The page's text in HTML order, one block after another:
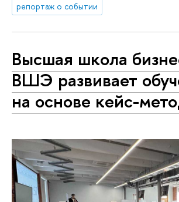
репортаж о событии
Высшая школа
ВШЭ развивает
на основе кейс-